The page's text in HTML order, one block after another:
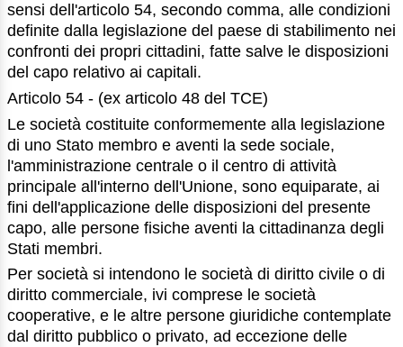
sensi dell'articolo 54, secondo comma, alle condizioni
definite dalla legislazione del paese di stabilimento nei
confronti dei propri cittadini, fatte salve le disposizioni
del capo relativo ai capitali.
Articolo 54 - (ex articolo 48 del TCE)
Le società costituite conformemente alla legislazione
di uno Stato membro e aventi la sede sociale,
l'amministrazione centrale o il centro di attività
principale all'interno dell'Unione, sono equiparate, ai
fini dell'applicazione delle disposizioni del presente
capo, alle persone fisiche aventi la cittadinanza degli
Stati membri.
Per società si intendono le società di diritto civile o di
diritto commerciale, ivi comprese le società
cooperative, e le altre persone giuridiche contemplate
dal diritto pubblico o privato, ad eccezione delle